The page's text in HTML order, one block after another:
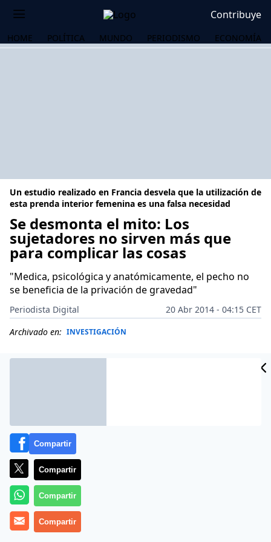
Contribuye
HOME POLÍTICA MUNDO PERIODISMO ECONOMÍA
Un estudio realizado en Francia desvela que la utilización de
esta prenda interior femenina es una falsa necesidad
Se desmonta el mito: Los
sujetadores no sirven más que
para complicar las cosas
"Medica, psicológica y anatómicamente, el pecho no
se beneficia de la privación de gravedad"
Periodista Digital
20 Abr 2014 - 04:15 CET
Archivado en: INVESTIGACIÓN
Más información
Compartir
Compartir
Compartir
Compartir